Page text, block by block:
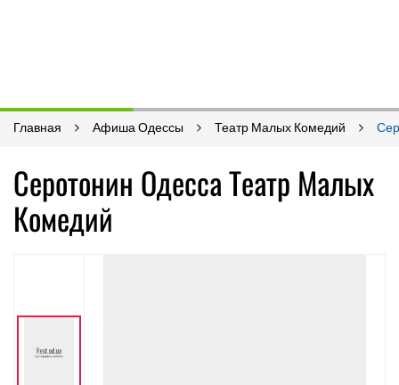
Главная Афиша Одессы Театр Малых Комедий
Серотонин Одесса Театр Малых
Комедий